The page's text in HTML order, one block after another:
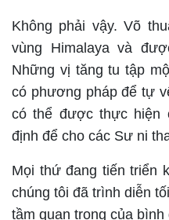
Không phải vậy. Võ
vùng Himalaya và
Những vị tăng tu tập
có phương pháp để tự
có thể được thực hiện
định để cho các Sư ni
Mọi thứ đang tiến triển
chúng tôi đã trình diễn
tầm quan trọng của bình